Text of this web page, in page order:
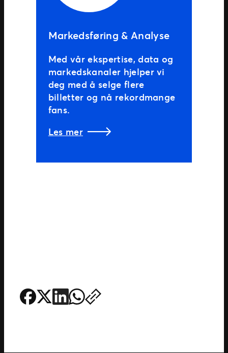
Markedsføring & Analyse
Med vår ekspertise, data og
markedskanaler hjelper vi
deg med å selge flere
billetter og nå rekordmange
fans.
Les mer